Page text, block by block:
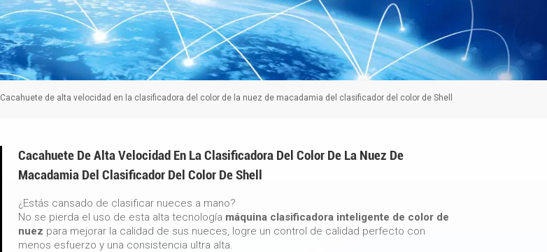
Cacahuete de alta velocidad en la clasificadora del color de la nuez de macadamia del clasificador del color de Shell
Cacahuete De Alta Velocidad En La Clasificadora Del Color De La Nuez De
Macadamia Del Clasificador Del Color De Shell
¿Estás cansado de clasificar nueces a mano?
No se pierda el uso de esta alta tecnología máquina clasificadora inteligente de color de
nuez para mejorar la calidad de sus nueces, logre un control de calidad perfecto con
menos esfuerzo y una consistencia ultra alta.